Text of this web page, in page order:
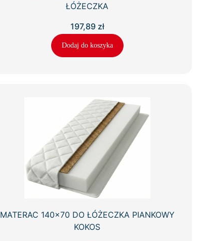
ŁÓŻECZKA
197,89 zł
Dodaj do koszyka
MATERAC 140×70 DO ŁÓŻECZKA PIANKOWY
KOKOS